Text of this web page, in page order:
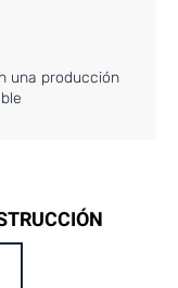
una producción